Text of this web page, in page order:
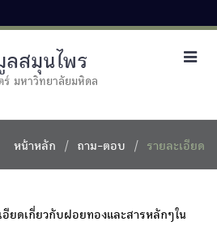
สมุนไพร
ร์ มหาวิทยาลัยมหิดล
หน้าหลัก ถาม-ตอบ รายละเอียด
อียดเกี่ยวกับฝอยทองและสารหลักๆใน